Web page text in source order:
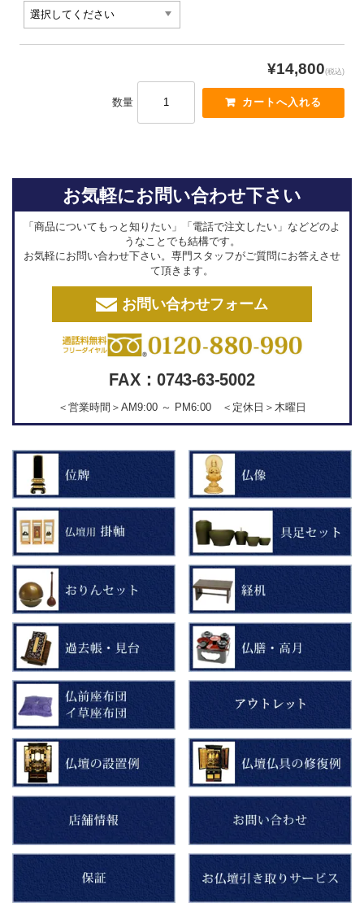
¥14,800(税込)
数量
お気軽にお問い合わせ下さい
「商品についてもっと知りたい」「電話で注文したい」などどのよ
うなことでも結構です。
お気軽にお問い合わせ下さい。専門スタッフがご質問にお答えさせ
て頂きます。
お問い合わせフォーム
FAX：0743-63-5002
＜営業時間＞AM9:00 ～ PM6:00 ＜定休日＞木曜日